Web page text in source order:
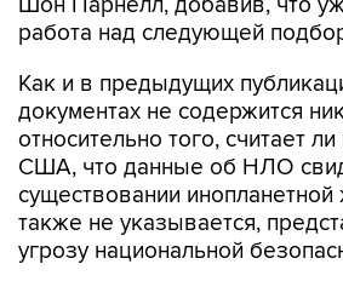
работа над следующей
Как и в предыдущих
документах не содержится
относительно того, считает
США, что данные об НЛО
существовании инопланетной
также не указывается,
угрозу национальной